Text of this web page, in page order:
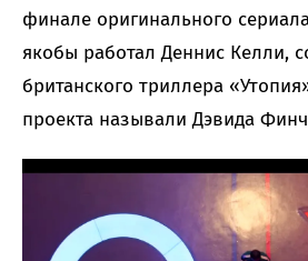
финале оригинального
якобы работал Деннис Келли,
британского триллера
проекта называли Дэвида